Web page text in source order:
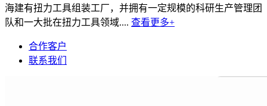
海建有扭力工具组装工厂，并拥有一定规模的科研生产管理团
队和一大批在扭力工具领域.... 查看更多+
合作客户
联系我们